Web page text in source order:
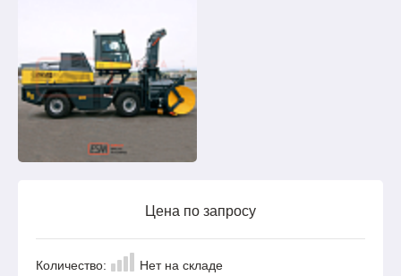
Цена по запросу
Количество: Нет на складе